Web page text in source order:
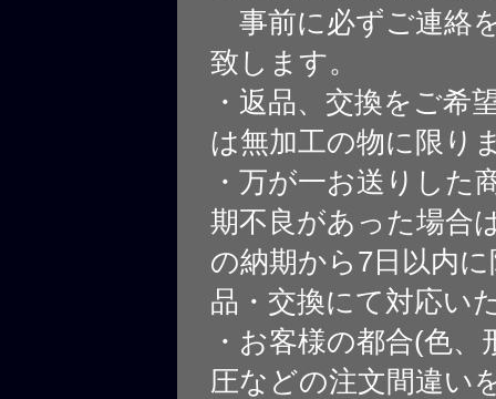
事前に必ずご連絡
致します。
・返品、交換をご希
は無加工の物に限り
・万が一お送りした
期不良があった場合
の納期から7日以内
品・交換にて対応い
・お客様の都合(色、
圧などの注文間違い